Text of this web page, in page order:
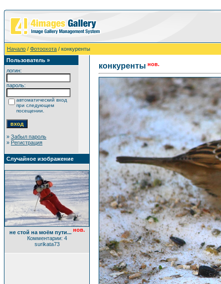
Начало / Фотоохота / конкуренты
Пользователь »
логин:
пароль:
автоматический вход
при следующем
посещении.
» Забыл пароль
» Регистрация
Случайное изображение
не стой на моём пути... нов.
Комментарии: 4
surikata73
конкуренты нов.